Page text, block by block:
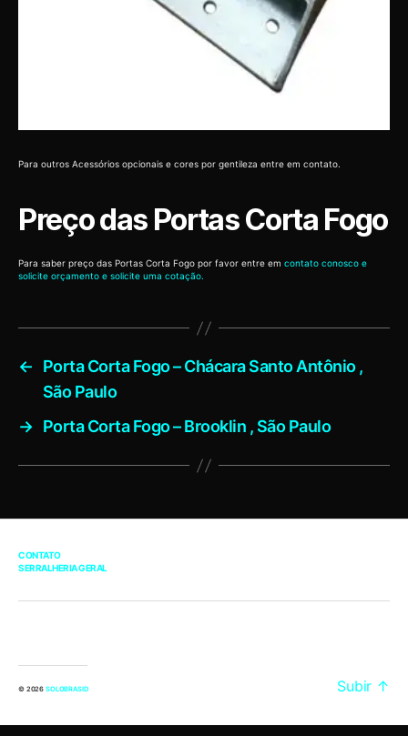
Para outros Acessórios opcionais e cores por gentileza entre em contato.
Preço das Portas Corta Fogo
Para saber preço das Portas Corta Fogo por favor entre em contato conosco e
solicite orçamento e solicite uma cotação.
←
Porta Corta Fogo – Chácara Santo Antônio ,
São Paulo
→ Porta Corta Fogo – Brooklin , São Paulo
CONTATO
SERRALHERIA GERAL
© 2026 SOLOBRASID Subir ↑